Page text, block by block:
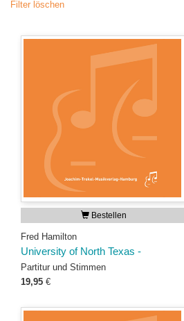
Filter löschen
Bestellen
Fred Hamilton
University of North Texas -
Partitur und Stimmen
19,95 €